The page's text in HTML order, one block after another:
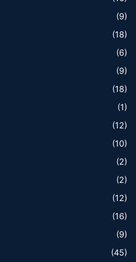
(9)
(18)
(6)
(9)
(18)
(1)
(12)
(10)
(2)
(2)
(12)
(16)
(9)
(45)